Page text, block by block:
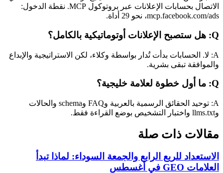
الاتصال بحسابات الإعلانات عبر بروتوكول MCP. نقطة الدخول:
mcp.facebook.com/ads، نحو 29 أداة.
Q: هل ستصبح الإعلانات أوتوماتيكية بالكامل؟
A: لا. الحسابات بدأت تُدار بواسطة وكلاء، لكن الاستراتيجية والإبداع
والموافقة تبقى بشرية.
Q: ما أول خطوة لعلامة خليجية؟
A: توحيد الحقائق الرسمية بالعربية وFAQ وschema والحالات
وllms.txt واختبار التشخيص بوضع القراءة فقط.
مقالات ذات صلة
الاستعداد للربع الرابع والجمعة السوداء: لماذا تبدأ
العلامات GEO في أغسطس